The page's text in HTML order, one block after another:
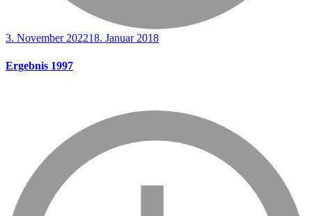
3. November 202218. Januar 2018
Ergebnis 1997